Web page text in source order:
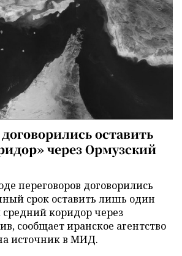
оставить
через Ормузский
переговоров договорились
срок оставить лишь один
коридор через
сообщает иранское агентство
источник в МИД.